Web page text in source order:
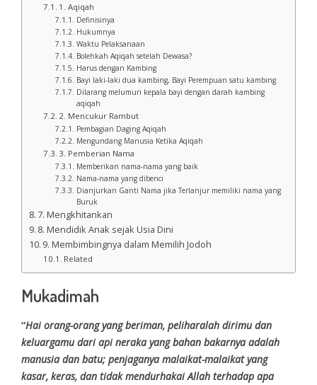
1. Aqiqah
Definisinya
Hukumnya
Waktu Pelaksanaan
Bolehkah Aqiqah setelah Dewasa?
Harus dengan Kambing
Bayi laki-laki dua kambing, Bayi Perempuan satu kambing
Dilarang melumuri kepala bayi dengan darah kambing
aqiqah
2. Mencukur Rambut
Pembagian Daging Aqiqah
Mengundang Manusia Ketika Aqiqah
3. Pemberian Nama
Memberikan nama-nama yang baik
Nama-nama yang dibenci
Dianjurkan Ganti Nama jika Terlanjur memiliki nama yang
Buruk
7. Mengkhitankan
8. Mendidik Anak sejak Usia Dini
9. Membimbingnya dalam Memilih Jodoh
Related
Mukadimah
“Hai orang-orang yang beriman, peliharalah dirimu dan
keluargamu dari api neraka yang bahan bakarnya adalah
manusia dan batu; penjaganya malaikat-malaikat yang
kasar, keras, dan tidak mendurhakai Allah terhadap apa